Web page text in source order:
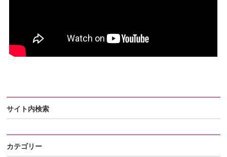
サイト内検索
カテゴリー